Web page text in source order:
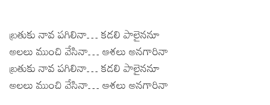
బ్రతుకు నావ పగిలినా… కడలి పాలైననూ
అలలు ముంచి వేసినా… ఆశలు అనగారినా
బ్రతుకు నావ పగిలినా… కడలి పాలైననూ
అలలు ముంచి వేసినా… ఆశలు అనగారినా